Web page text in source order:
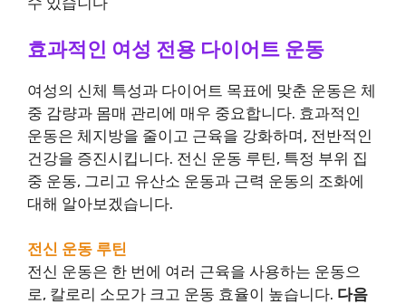
효과적인 여성 전용 다이어트 운동
여성의 신체 특성과 다이어트 목표에 맞춘 운동은 체
중 감량과 몸매 관리에 매우 중요합니다. 효과적인
운동은 체지방을 줄이고 근육을 강화하며, 전반적인
건강을 증진시킵니다. 전신 운동 루틴, 특정 부위 집
중 운동, 그리고 유산소 운동과 근력 운동의 조화에
대해 알아보겠습니다.
전신 운동 루틴
전신 운동은 한 번에 여러 근육을 사용하는 운동으
로, 칼로리 소모가 크고 운동 효율이 높습니다. 다음